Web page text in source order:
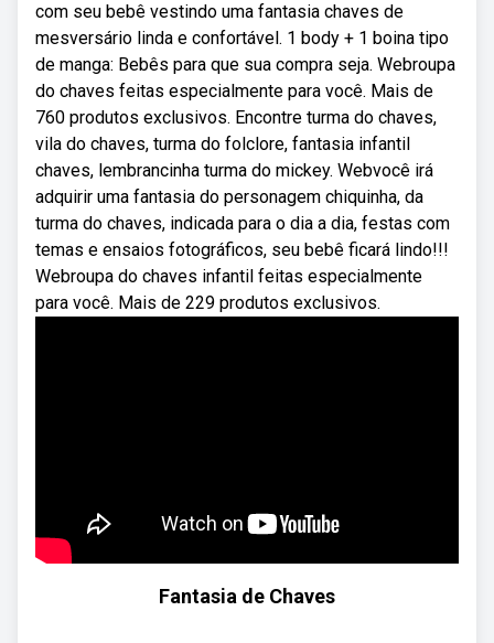
com seu bebê vestindo uma fantasia chaves de
mesversário linda e confortável. 1 body + 1 boina tipo
de manga: Bebês para que sua compra seja. Webroupa
do chaves feitas especialmente para você. Mais de
760 produtos exclusivos. Encontre turma do chaves,
vila do chaves, turma do folclore, fantasia infantil
chaves, lembrancinha turma do mickey. Webvocê irá
adquirir uma fantasia do personagem chiquinha, da
turma do chaves, indicada para o dia a dia, festas com
temas e ensaios fotográficos, seu bebê ficará lindo!!!
Webroupa do chaves infantil feitas especialmente
para você. Mais de 229 produtos exclusivos.
Fantasia de Chaves